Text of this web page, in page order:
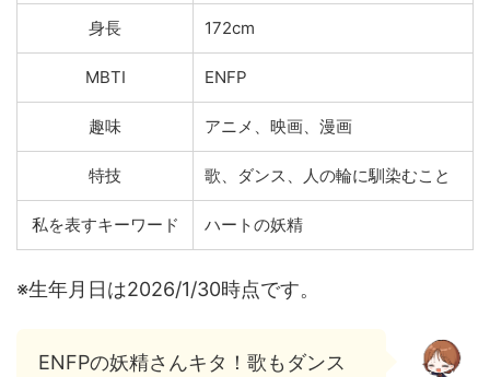
身長 172cm
MBTI ENFP
趣味 アニメ、映画、漫画
特技 歌、ダンス、人の輪に馴染むこと
私を表すキーワード ハートの妖精
※生年月日は2026/1/30時点です。
ENFPの妖精さんキタ！歌もダンス